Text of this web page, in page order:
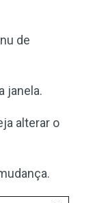
de
janela.
alterar o